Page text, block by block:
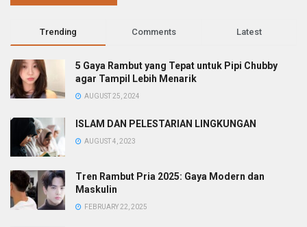
Trending Comments Latest
5 Gaya Rambut yang Tepat untuk Pipi Chubby
agar Tampil Lebih Menarik
AUGUST 25, 2024
ISLAM DAN PELESTARIAN LINGKUNGAN
AUGUST 4, 2023
Tren Rambut Pria 2025: Gaya Modern dan
Maskulin
FEBRUARY 22, 2025